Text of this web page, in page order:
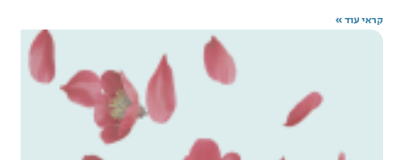
קראי עוד »